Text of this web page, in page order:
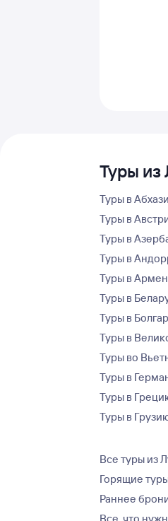
Туры из
Туры в
Туры в
Туры в
Туры в
Туры в
Туры в
Туры в
Туры в
Туры во
Туры в
Туры в
Туры в
Все туры из
Горящие
Раннее